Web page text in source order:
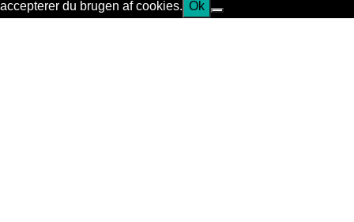
accepterer du brugen af cookies. Ok